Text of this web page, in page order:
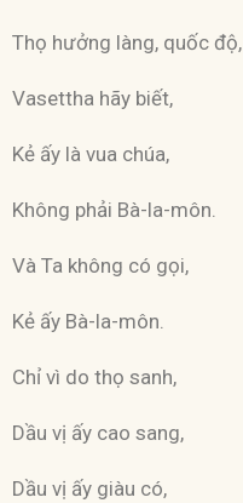
Thọ hưởng làng, quốc độ,
Vasettha hãy biết,
Kẻ ấy là vua chúa,
Không phải Bà-la-môn.
Và Ta không có gọi,
Kẻ ấy Bà-la-môn.
Chỉ vì do thọ sanh,
Dầu vị ấy cao sang,
Dầu vị ấy giàu có,